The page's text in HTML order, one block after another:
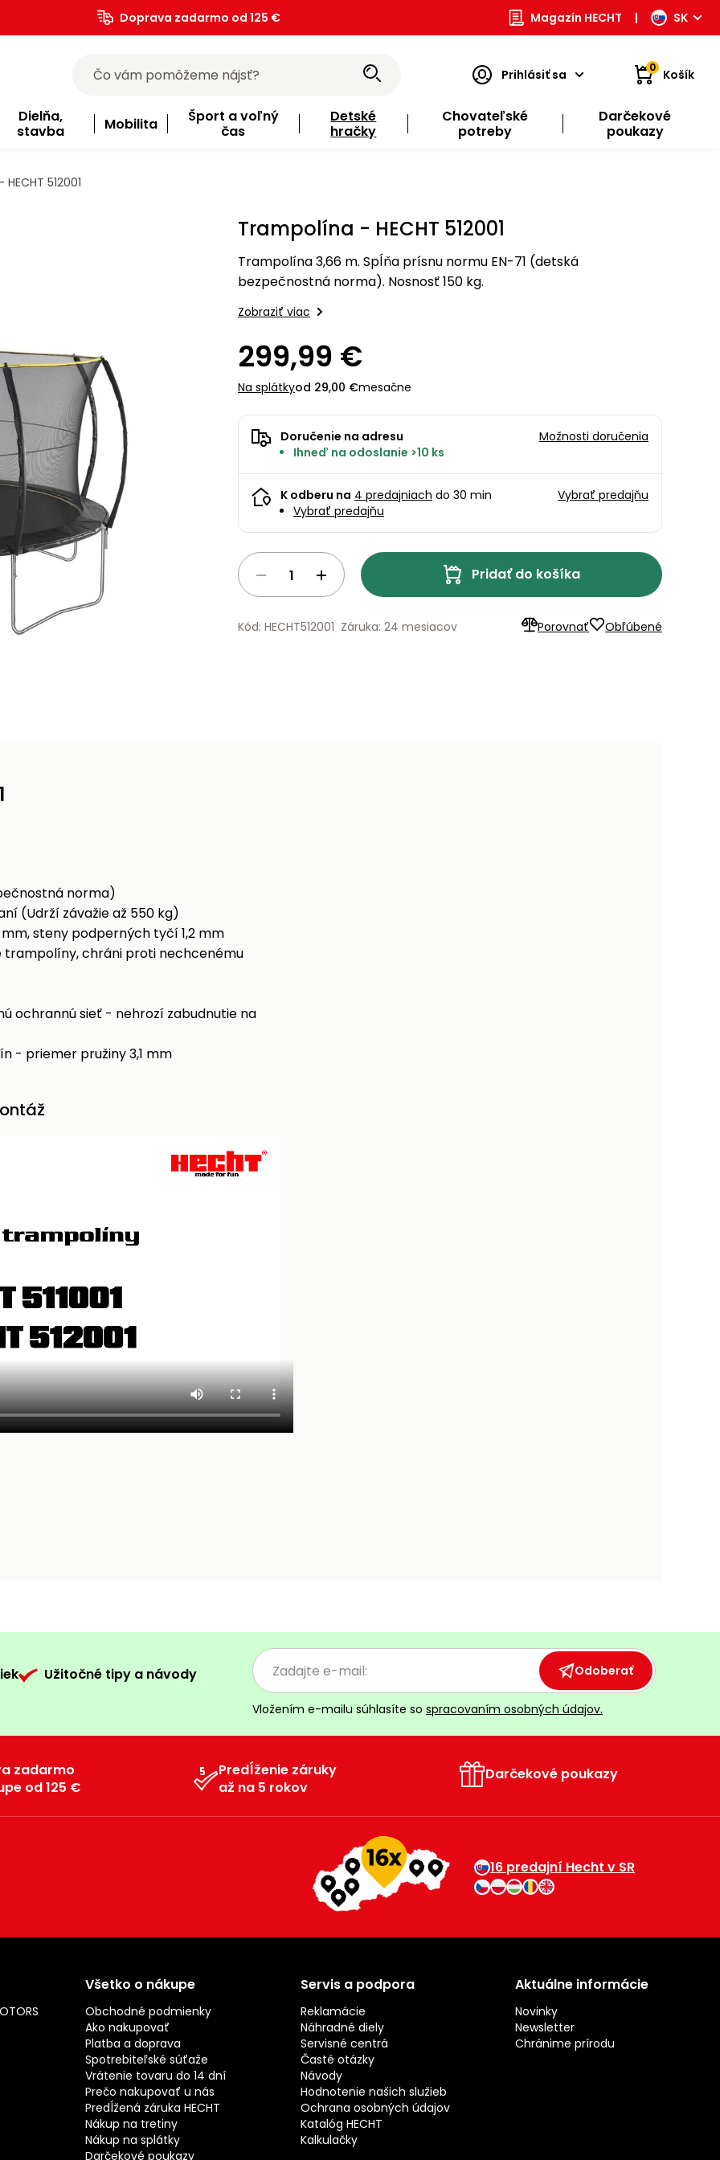
Doprava zadarmo od 125 € Magazín HECHT | SK
Prihlásiť sa 0 Košík
Dielňa,
stavba
Mobilita
Šport a voľný
čas
Detské
hračky
Chovateľské
potreby
Darčekové
poukazy
512001
Trampolína - HECHT 512001
Trampolína 3,66 m. Spĺňa prísnu normu EN-71 (detská
bezpečnostná norma). Nosnosť 150 kg.
Zobraziť viac
299,99 €
Na splátkyod 29,00 €mesačne
Doručenie na adresu
Ihneď na odoslanie >10 ks
Možnosti doručenia
K odberu na 4 predajniach do 30 min
Vybrať predajňu
Vybrať predajňu
Pridať do košíka
Porovnať Obľúbené
Kód: HECHT512001 Záruka: 24 mesiacov
norma)
(Udrží závažie až 550 kg)
steny podperných tyčí 1,2 mm
chráni proti nechcenému
ochrannú sieť - nehrozí zabudnutie na
- priemer pružiny 3,1 mm
Užitočné tipy a návody Odoberať
Vložením e-mailu súhlasíte so spracovaním osobných údajov.
zadarmo
od 125 €
Predĺženie záruky
až na 5 rokov
Darčekové poukazy
16 predajní Hecht v SR
Všetko o nákupe
Obchodné podmienky
Ako nakupovať
Platba a doprava
Spotrebiteľské súťaže
Vrátenie tovaru do 14 dní
Prečo nakupovať u nás
Predĺžená záruka HECHT
Nákup na tretiny
Nákup na splátky
Darčekové poukazy
Servis a podpora
Reklamácie
Náhradné diely
Servisné centrá
Časté otázky
Návody
Hodnotenie našich služieb
Ochrana osobných údajov
Katalóg HECHT
Kalkulačky
Aktuálne informácie
Novinky
Newsletter
Chránime prírodu